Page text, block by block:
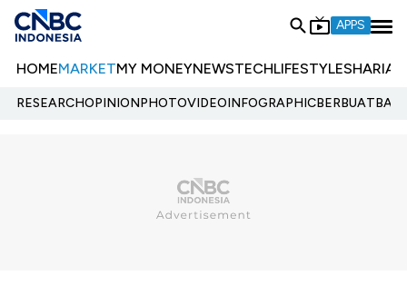
APPS
HOMEMARKETMY MONEYNEWSTECHLIFESTYLESHARIA
RESEARCHOPINIONPHOTOVIDEOINFOGRAPHIC